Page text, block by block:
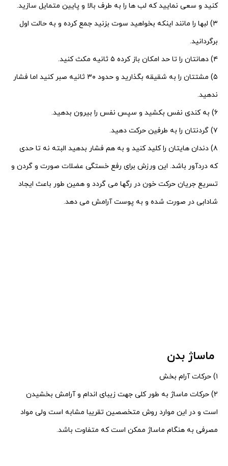
کنید و سعی نمایید که لب ها را به طرف بالا و پایین متمایل سازید.
۳) لبها را مانند اینکه بخواهید سوت بزنید جمع کرده و به حالت اول
برگردانید.
۴) دهانتان را تا حد امکان باز کرده ۵ ثانیه مکث کنید.
۵) مشتتان را به شقیقه بگذارید و حدود ۳۰ ثانیه صبر کنید اما فشار
ندهید.
۶) به کندی نفس بکشید و سپس نفس را بیرون بدهید.
۷) گردنتان را به طرفین حرکت دهید.
۸) دندان هایتان را کلید کنید و به هم فشار بدهید البته نه تا حدی
که دردآور باشد. این ورزش برای رفع خستگی عضلات صورت و گردن و
تسریع جریان حرکت خون در رگها می گردد و همین طور باعث ایجاد
شادابی در صورت شده و به پوست آرامش می دهد.
ماساژ بدن
۱) حرکات آرام بخش
۲) حرکات ماساژ به طور کلی جهت زیبای اندام و آرامش بخشیدن
است و در این موارد روش متخصصین تقریبا مشابه است ولی مواد
مصرفی به هنگام ماساژ ممکن است که متفاوت باشد.